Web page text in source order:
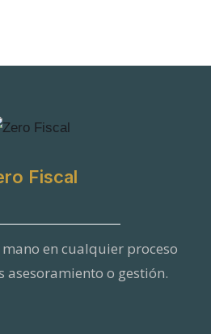
Fiscal
en cualquier proceso
asesoramiento o gestión.